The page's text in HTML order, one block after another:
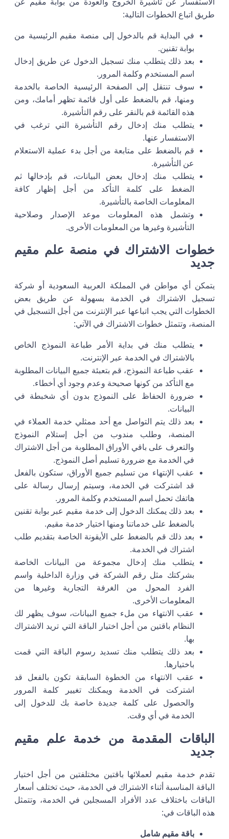
طريق اتباع الخطوات التالية:
في البداية قم بالدخول إلى منصة مقيم الرئيسية من
بوابة تقنين.
بعد ذلك يتطلب منك تسجيل الدخول عن طريق إدخال
اسم المستخدم وكلمة المرور.
سوف تنتقل إلى الصفحة الرئيسية الخاصة بالخدمة
ومنها، قم بالضغط على أول قائمة تظهر أمامك، ومن
هذه القائمة قم بالنقر على رقم التأشيرة.
يتطلب منك إدخال رقم التأشيرة التي ترغب في
الاستفسار عنها.
قم بالضغط على متابعة من أجل بدء عملية الاستعلام
عن التأشيرة.
يتطلب منك إدخال بعض البيانات، قم بإدخالها ثم
الضغط على كلمة التأكد من أجل إظهار كافة
المعلومات الخاصة بالتأشيرة.
وتشمل هذه المعلومات موعد الإصدار وصلاحية
التأشيرة وغيرها من المعلومات الأخرى.
خطوات الاشتراك في منصة علم مقيم
جديد
يتمكن أي مواطن في المملكة العربية السعودية أو شركة
تسجيل الاشتراك في الخدمة بسهولة عن طريق بعض
الخطوات التي يجب اتباعها عبر الإنترنت من أجل التسجيل في
المنصة، وتتمثل خطوات الاشتراك في الآتي:
يتطلب منك في بداية الأمر طباعة النموذج الخاص
بالاشتراك في الخدمة عبر الإنترنت.
عقب طباعة النموذج، قم بتعبئة جميع البيانات المطلوبة
مع التأكد من كونها صحيحة وعدم وجود أي أخطاء.
ضرورة الحفاظ على النموذج بدون أي شخبطة في
البيانات.
بعد ذلك يتم التواصل مع أحد ممثلي خدمة العملاء في
المنصة، وطلب مندوب من أجل إستلام النموذج
والتعرف على باقي الأوراق المطلوبة من أجل الاشتراك
في الخدمة مع ضرورة تسليم أصل النموذج.
عقب الإنتهاء من تسليم جميع الأوراق، ستكون بالفعل
قد اشتركت في الخدمة، وسيتم إرسال رسالة على
هاتفك تحمل اسم المستخدم وكلمة المرور.
بعد ذلك يمكنك الدخول إلى خدمة مقيم عبر بوابة تقنين
بالضغط على خدماتنا ومنها اختيار خدمة مقيم.
بعد ذلك قم بالضغط على الأيقونة الخاصة بتقديم طلب
اشتراك في الخدمة.
يتطلب منك إدخال مجموعة من البيانات الخاصة
بشركتك مثل رقم الشركة في وزارة الداخلية واسم
الفرد المحول من الغرفة التجارية وغيرها من
المعلومات الأخرى.
عقب الانتهاء من ملء جميع البيانات، سوف يظهر لك
النظام باقتين من أجل اختيار الباقة التي تريد الاشتراك
بها.
بعد ذلك يتطلب منك تسديد رسوم الباقة التي قمت
باختيارها.
عقب الانتهاء من الخطوة السابقة تكون بالفعل قد
اشتركت في الخدمة ويمكنك تغيير كلمة المرور
والحصول على كلمة جديدة خاصة بك للدخول إلى
الخدمة في أي وقت.
الباقات المقدمة من خدمة علم مقيم
جديد
تقدم خدمة مقيم لعملائها باقتين مختلفتين من أجل اختيار
الباقة المناسبة أثناء الاشتراك في الخدمة، حيث تختلف أسعار
الباقات باختلاف عدد الأفراد المسجلين في الخدمة، وتتمثل
هذه الباقات في:
باقة مقيم شامل